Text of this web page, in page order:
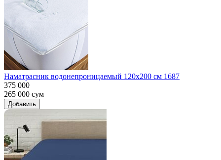
Наматрасник водонепроницаемый 120х200 см 1687
375 000
265 000 сум
Добавить